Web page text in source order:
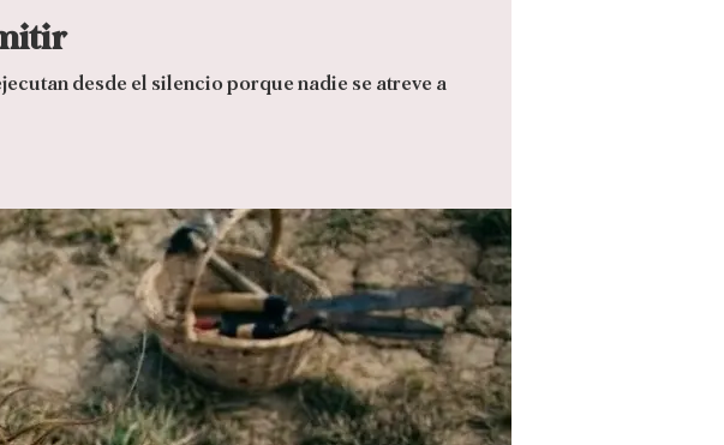
desde el silencio porque nadie se atreve a